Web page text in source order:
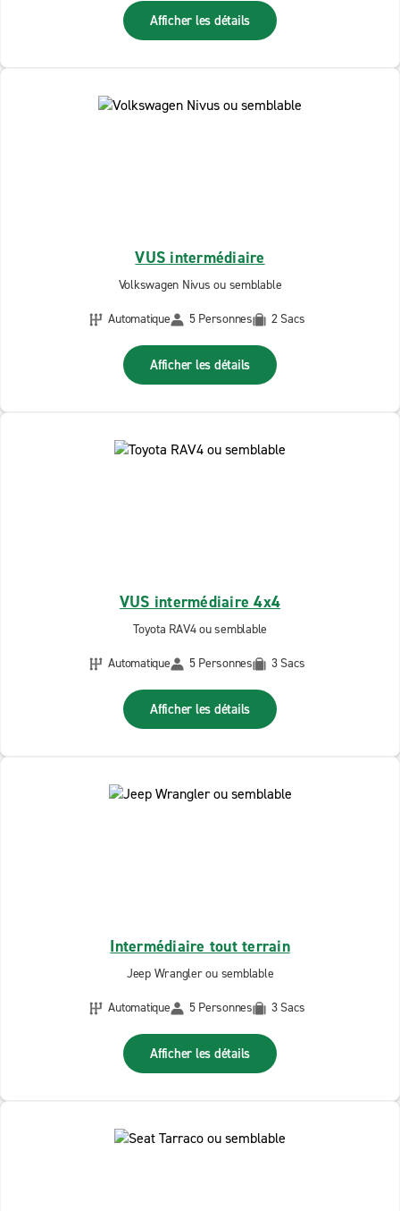
Afficher les détails
VUS intermédiaire
Volkswagen Nivus ou semblable
Automatique
5 Personnes 2 Sacs
Afficher les détails
VUS intermédiaire 4x4
Toyota RAV4 ou semblable
Automatique
5 Personnes 3 Sacs
Afficher les détails
Intermédiaire tout terrain
Jeep Wrangler ou semblable
Automatique
5 Personnes 3 Sacs
Afficher les détails